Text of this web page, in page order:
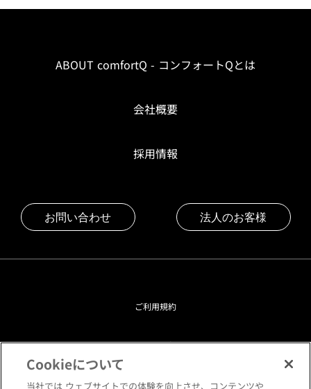
ABOUT comfortQ - コンフォートQとは
会社概要
採用情報
お問い合わせ 法人のお客様
ご利用規約
プライバシーポリシー
クッキーポリシー
Cookieについて
当社では ウェブサイトでの体験を向上させ、コンテンツや